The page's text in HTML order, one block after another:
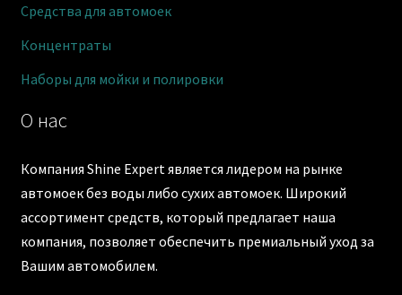
О нас
Компания Shine Expert является лидером на рынке
автомоек без воды либо сухих автомоек. Широкий
ассортимент средств, который предлагает наша
компания, позволяет обеспечить премиальный уход за
Вашим автомобилем.
Средства для автомоек
Концентраты
Наборы для мойки и полировки